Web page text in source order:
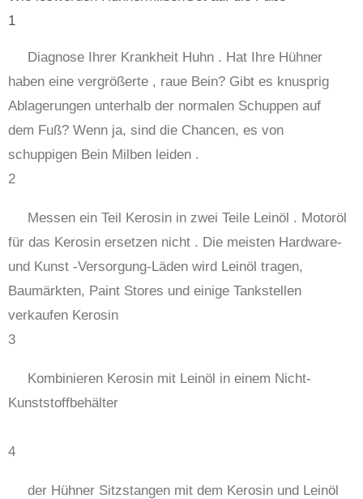
1
Diagnose Ihrer Krankheit Huhn . Hat Ihre Hühner
haben eine vergrößerte , raue Bein? Gibt es knusprig
Ablagerungen unterhalb der normalen Schuppen auf
dem Fuß? Wenn ja, sind die Chancen, es von
schuppigen Bein Milben leiden .
2
Messen ein Teil Kerosin in zwei Teile Leinöl . Motoröl
für das Kerosin ersetzen nicht . Die meisten Hardware-
und Kunst -Versorgung-Läden wird Leinöl tragen,
Baumärkten, Paint Stores und einige Tankstellen
verkaufen Kerosin
3
Kombinieren Kerosin mit Leinöl in einem Nicht-
Kunststoffbehälter
4
der Hühner Sitzstangen mit dem Kerosin und Leinöl